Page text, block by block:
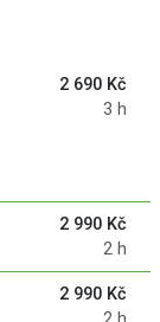
2 690 Kč
3 h
2 990 Kč
2 h
2 990 Kč